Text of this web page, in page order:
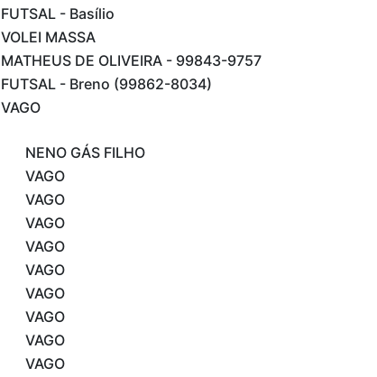
FUTSAL - Basílio
VOLEI MASSA
MATHEUS DE OLIVEIRA - 99843-9757
FUTSAL - Breno (99862-8034)
VAGO
NENO GÁS FILHO
VAGO
VAGO
VAGO
VAGO
VAGO
VAGO
VAGO
VAGO
VAGO